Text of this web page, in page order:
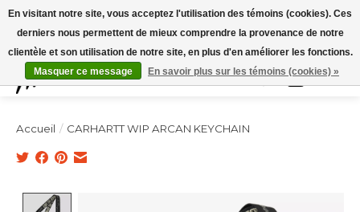
Expédition sous 48h / Livraison gratuite dès 150€ d'achats / -10% avec le code
"4MILKZOO"
Liste de
Panier
Accueil / CARHARTT WIP ARCAN KEYCHAIN
Product image slideshow Items
En visitant notre site, vous acceptez l'utilisation des témoins (cookies). Ces
derniers nous permettent de mieux comprendre la provenance de notre
clientèle et son utilisation de notre site, en plus d'en améliorer les fonctions.
Masquer ce message
En savoir plus sur les témoins (cookies) »